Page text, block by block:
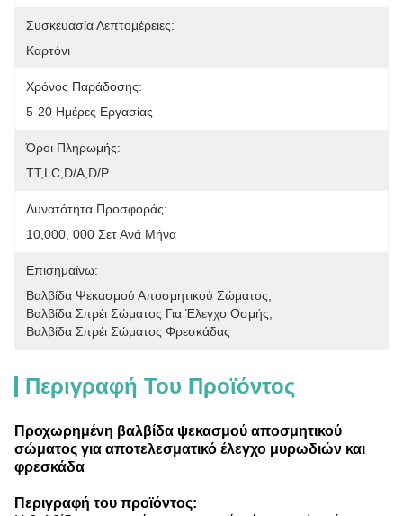
Συσκευασία Λεπτομέρειες:
Καρτόνι
Χρόνος Παράδοσης:
5-20 Ημέρες Εργασίας
Όροι Πληρωμής:
ΤΤ,LC,D/A,D/P
Δυνατότητα Προσφοράς:
10,000, 000 Σετ Ανά Μήνα
Επισημαίνω:
Βαλβίδα Ψεκασμού Αποσμητικού Σώματος
Βαλβίδα Σπρέι Σώματος Για Έλεγχο Οσμής
Βαλβίδα Σπρέι Σώματος Φρεσκάδας
Περιγραφή Του Προϊόντος
Προχωρημένη βαλβίδα ψεκασμού αποσμητικού
σώματος για αποτελεσματικό έλεγχο μυρωδιών και
φρεσκάδα
Περιγραφή του προϊόντος: